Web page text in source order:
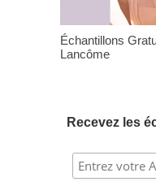
Échantillons
Lancôme
Recevez les